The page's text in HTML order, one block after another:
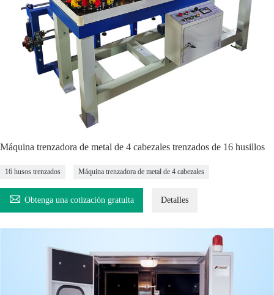
Máquina trenzadora de metal de 4 cabezales trenzados de 16 husillos
16 husos trenzados Máquina trenzadora de metal de 4 cabezales
 Obtenga una cotización gratuita Detalles